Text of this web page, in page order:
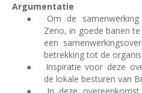
Argumentatie
●
Om de
Zeno, in goede banen
een
betrekking tot de
●
Inspiratie voor deze
de lokale besturen van